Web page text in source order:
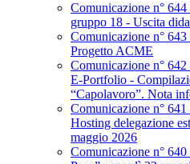
Comunicazione n°
gruppo 18 - Uscita
Comunicazione n°
Progetto ACME
Comunicazione n°
E-Portfolio -
“Capolavoro”. Nota
Comunicazione n°
Hosting delegazione
maggio 2026
Comunicazione n°